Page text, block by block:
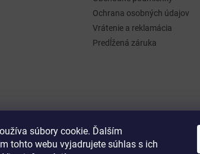
súbory cookie. Ďalším
tohto webu vyjadrujete súhlas s ich
Ochrana osobných údajov
Vrátenie a reklamácia
Predĺžená záruka